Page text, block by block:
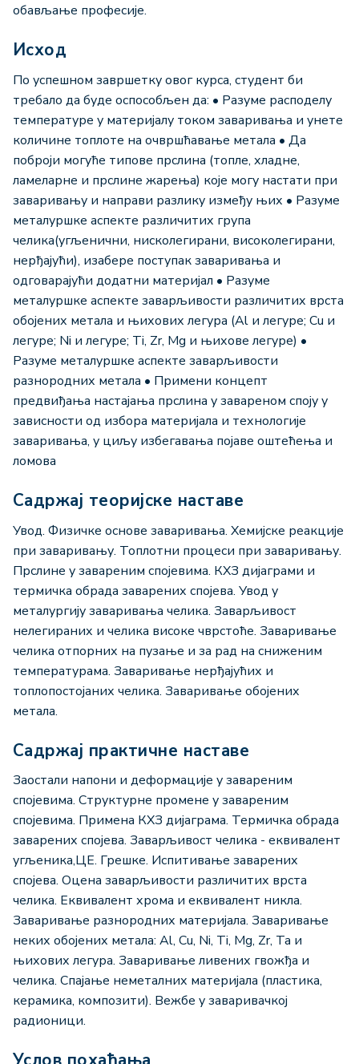
обављање професије.
Исход
По успешном завршетку овог курса, студент би
требало да будe оспособљен да: • Разуме расподелу
температуре у материјалу током заваривања и унете
количине топлоте на очвршћавање метала • Да
поброји могуће типове прслина (топле, хладне,
ламеларне и прслине жарења) које могу настати при
заваривању и направи разлику између њих • Разуме
металуршке аспекте различитих група
челика(угљенични, нисколегирани, високолегирани,
нерђајући), изабере поступак заваривања и
одговарајући додатни материјал • Разуме
металуршке аспекте заварљивости различитих врста
обојених метала и њихових легура (Аl и легуре; Cu и
легуре; Ni и легуре; Ti, Zr, Мg и њихове легуре) •
Разуме металуршке аспекте заварљивости
разнородних метала • Примени концепт
предвиђања настајања прслина у завареном споју у
зависности од избора материјала и технологије
заваривања, у циљу избегавања појаве оштећења и
ломова
Садржај теоријске наставе
Увод. Физичке основе заваривања. Хемијске реакције
при заваривању. Топлотни процеси при заваривању.
Прслине у завареним спојевима. КХЗ дијаграми и
термичка обрада заварених спојева. Увод у
металургију заваривања челика. Заварљивост
нелегираних и челика високе чврстоће. Заваривање
челика отпорних на пузање и за рад на сниженим
температурама. Заваривање нерђајућих и
топлопостојаних челика. Заваривање обојених
метала.
Садржај практичне наставе
Заостали напони и деформације у завареним
спојевима. Структурне промене у завареним
спојевима. Примена КХЗ дијаграма. Термичка обрада
заварених спојева. Заварљивост челика - еквивалент
угљеника,ЦЕ. Грешке. Испитивање заварених
спојева. Оцена заварљивости различитих врста
челика. Eквивалент хрома и еквивалент никла.
Заваривање разнородних материјала. Заваривање
неких обојених метала: Al, Cu, Ni, Ti, Mg, Zr, Ta и
њихових легура. Заваривање ливених гвожђа и
челика. Спајање неметалних материјала (пластика,
керамика, композити). Вежбе у заваривачкој
радионици.